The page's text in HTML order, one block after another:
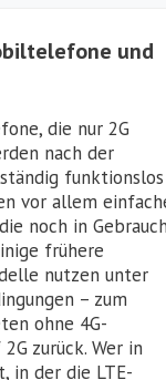
und
die nur 2G
nach der
funktionslos
vor allem
noch in Gebrauch
frühere
nutzen unter
– zum
ohne 4G-
zurück. Wer in
in der die LTE-